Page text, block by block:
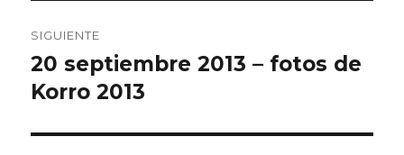
SIGUIENTE
Entrada
siguiente:
20 septiembre 2013 – fotos de
Korro 2013